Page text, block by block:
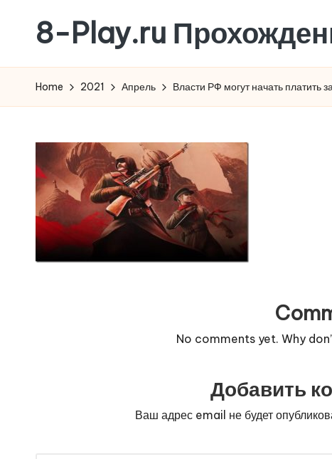
content
8-Play.ru
Home 2021 Апрель Власти РФ могут начать платить
No comments yet. Why
Добавить
Ваш адрес email не будет